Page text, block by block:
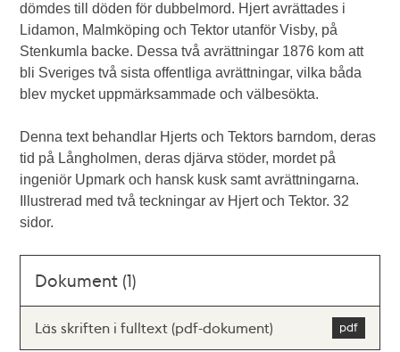
dömdes till döden för dubbelmord. Hjert avrättades i
Lidamon, Malmköping och Tektor utanför Visby, på
Stenkumla backe. Dessa två avrättningar 1876 kom att
bli Sveriges två sista offentliga avrättningar, vilka båda
blev mycket uppmärksammade och välbesökta.
Denna text behandlar Hjerts och Tektors barndom, deras
tid på Långholmen, deras djärva stöder, mordet på
ingeniör Upmark och hansk kusk samt avrättningarna.
Illustrerad med två teckningar av Hjert och Tektor. 32
sidor.
Dokument (1)
Läs skriften i fulltext (pdf-dokument)